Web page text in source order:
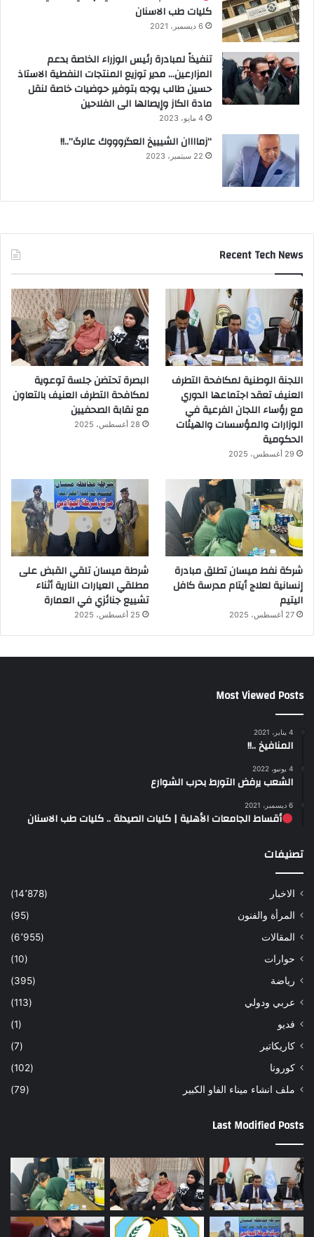
كليات طب الاسنان
6 ديسمبر، 2021
تنفيذاً لمبادرة رئيس الوزراء الخاصة بدعم
المزارعين… مدير توزيع المنتجات النفطية الاستاذ
حسين طالب يوجه بتوفير حوضيات خاصة لنقل
مادة الكاز وإيصالها الى الفلاحين
4 مايو، 2023
“زماااان الشيييخ العگروووك عالرگ”..!!
22 سبتمبر، 2023
Recent Tech News
اللجنة الوطنية لمكافحة التطرف
العنيف تعقد اجتماعها الدوري
مع رؤساء اللجان الفرعية في
الوزارات والمؤسسات والهيئات
الحكومية
29 أغسطس، 2025
البصرة تحتضن جلسة توعوية
لمكافحة التطرف العنيف بالتعاون
مع نقابة الصحفيين
28 أغسطس، 2025
شركة نفط ميسان تطلق مبادرة
إنسانية لعلاج أيتام مدرسة كافل
اليتيم
27 أغسطس، 2025
شرطة ميسان تلقي القبض على
مطلقي العيارات النارية أثناء
تشييع جنائزي في العمارة
25 أغسطس، 2025
Most Viewed Posts
4 يناير، 2021
المنافيخ ..!!
4 يونيو، 2022
الشعب يرفض التورط بحرب الشوارع
6 ديسمبر، 2021
أقساط الجامعات الأهلية | كليات الصيدلة .. كليات طب الاسنان
تصنيفات
الاخبار
(14٬878)
المرأة والفنون
(95)
المقالات
(6٬955)
حوارات
(10)
رياضة
(395)
عربي ودولي
(113)
فديو
(1)
كاريكاتير
(7)
كورونا
(102)
ملف انشاء ميناء الفاو الكبير
(79)
Last Modified Posts